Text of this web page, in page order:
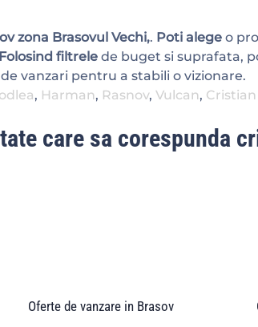
zona Brasovul Vechi,. Poti alege o
Folosind filtrele de buget si suprafata,
vanzari pentru a stabili o vizionare.
, Harman, Rasnov, Vulcan, Cristian
care sa corespunda
Oferte de vanzare in Brasov